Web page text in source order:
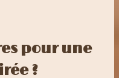
pour une
?